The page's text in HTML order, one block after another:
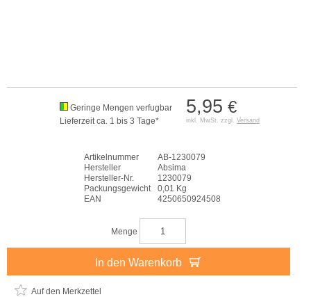
5,95 €
inkl. MwSt. zzgl. Versand
Geringe Mengen verfugbar
Lieferzeit ca. 1 bis 3 Tage*
Artikelnummer
AB-1230079
Hersteller
Absima
Hersteller-Nr.
1230079
Packungsgewicht
0,01 Kg
EAN
4250650924508
Menge
In den Warenkorb
Auf den Merkzettel